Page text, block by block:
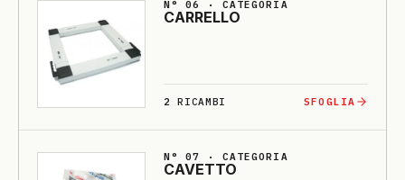
N° 06 · CATEGORIA
CARRELLO
2 RICAMBI SFOGLIA
N° 07 · CATEGORIA
CA­VETTO